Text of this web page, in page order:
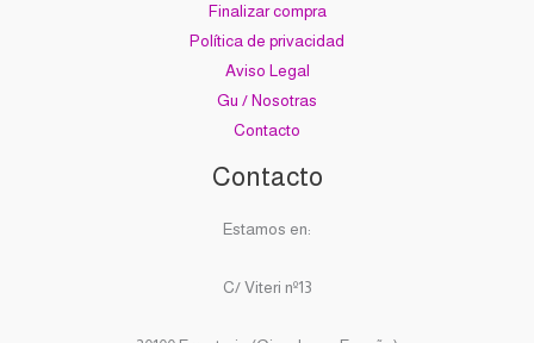
Finalizar compra
Política de privacidad
Aviso Legal
Gu / Nosotras
Contacto
Contacto
Estamos en:
C/ Viteri nº13